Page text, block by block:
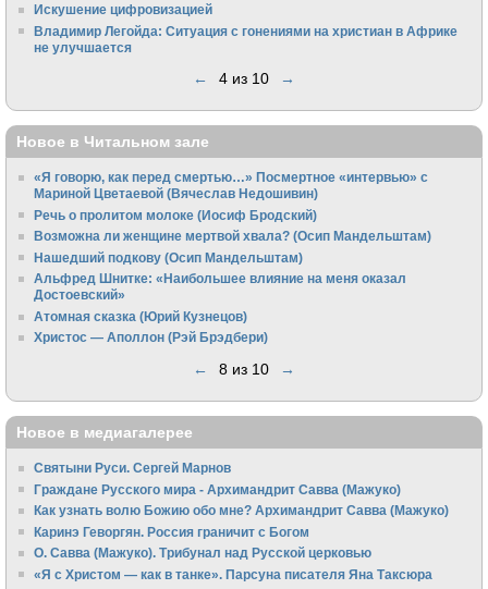
Искушение цифровизацией
Владимир Легойда: Ситуация с гонениями на христиан в Африке
не улучшается
← 4 из 10 →
Новое в Читальном зале
«Я говорю, как перед смертью…» Посмертное «интервью» с
Мариной Цветаевой (Вячеслав Недошивин)
Речь о пролитом молоке (Иосиф Бродский)
Возможна ли женщине мертвой хвала? (Осип Мандельштам)
Нашедший подкову (Осип Мандельштам)
Альфред Шнитке: «Наибольшее влияние на меня оказал
Достоевский»
Атомная сказка (Юрий Кузнецов)
Христос — Аполлон (Рэй Брэдбери)
← 8 из 10 →
Новое в медиагалерее
Святыни Руси. Сергей Марнов
Граждане Русского мира - Архимандрит Савва (Мажуко)
Как узнать волю Божию обо мне? Архимандрит Савва (Мажуко)
Каринэ Геворгян. Россия граничит с Богом
О. Савва (Мажуко). Трибунал над Русской церковью
«Я с Христом — как в танке». Парсуна писателя Яна Таксюра